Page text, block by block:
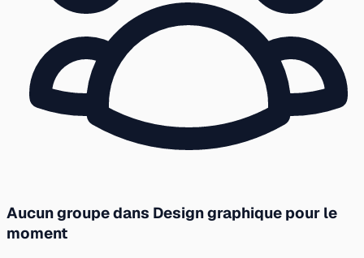
Aucun groupe dans Design graphique pour le
moment